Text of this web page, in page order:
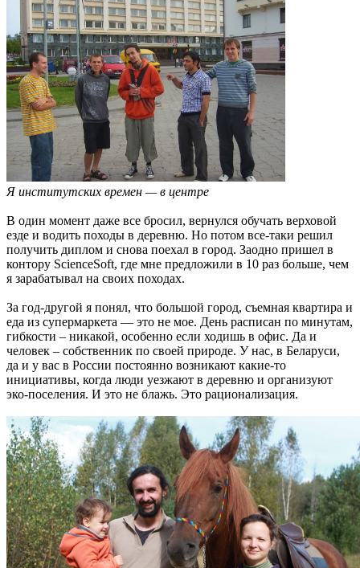
Я институтских времен — в центре
В один момент даже все бросил, вернулся обучать верховой
езде и водить походы в деревню. Но потом все-таки решил
получить диплом и снова поехал в город. Заодно пришел в
контору ScienceSoft, где мне предложили в 10 раз больше, чем
я зарабатывал на своих походах.
За год-другой я понял, что большой город, съемная квартира и
еда из супермаркета — это не мое. День расписан по минутам,
гибкости – никакой, особенно если ходишь в офис. Да и
человек – собственник по своей природе. У нас, в Беларуси,
да и у вас в России постоянно возникают какие-то
инициативы, когда люди уезжают в деревню и организуют
эко-поселения. И это не блажь. Это рационализация.